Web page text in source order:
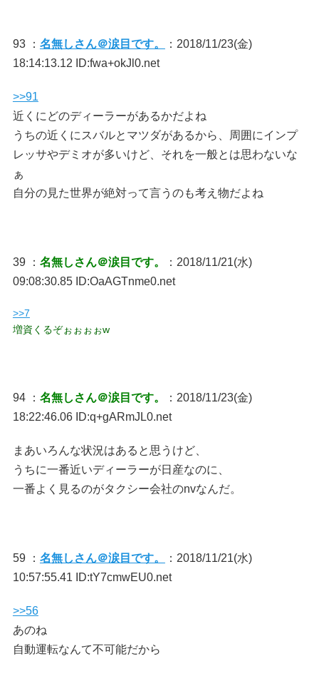
93 ： 名無しさん＠涙目です。
：2018/11/23(金)
18:14:13.12 ID:fwa+okJl0.net
>>91
近くにどのディーラーがあるかだよね
うちの近くにスバルとマツダがあるから、周囲にインプ
レッサやデミオが多いけど、それを一般とは思わないな
ぁ
自分の見た世界が絶対って言うのも考え物だよね
39 ： 名無しさん＠涙目です。
：2018/11/21(水)
09:08:30.85 ID:OaAGTnme0.net
>>7
増資くるぞぉぉぉぉw
94 ： 名無しさん＠涙目です。
：2018/11/23(金)
18:22:46.06 ID:q+gARmJL0.net
まあいろんな状況はあると思うけど、
うちに一番近いディーラーが日産なのに、
一番よく見るのがタクシー会社のnvなんだ。
59 ： 名無しさん＠涙目です。
：2018/11/21(水)
10:57:55.41 ID:tY7cmwEU0.net
>>56
あのね
自動運転なんて不可能だから